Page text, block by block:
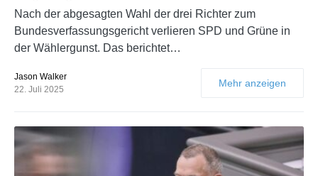
Nach der abgesagten Wahl der drei Richter zum
Bundesverfassungsgericht verlieren SPD und Grüne in
der Wählergunst. Das berichtet…
Jason Walker
22. Juli 2025
Mehr anzeigen